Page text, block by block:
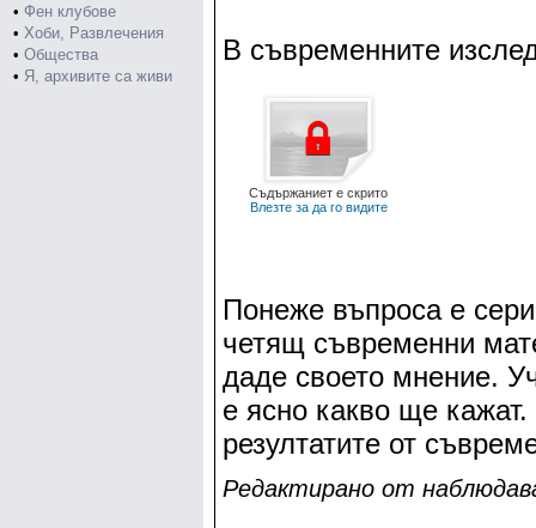
• Фен клубове
• Хоби, Развлечения
• Общества
• Я, архивите са живи
В съвременните
Съдържаниет е скрито
Влезте за да го видите
Понеже въпроса е
четящ съвременни
даде своето мнение.
е ясно какво ще
резултатите от
Редактирано от